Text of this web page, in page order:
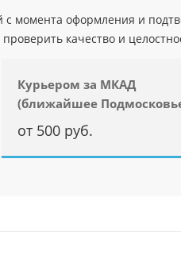
с момента оформления и
качество и
Курьером за МКАД
(ближайшее
от 500 руб.